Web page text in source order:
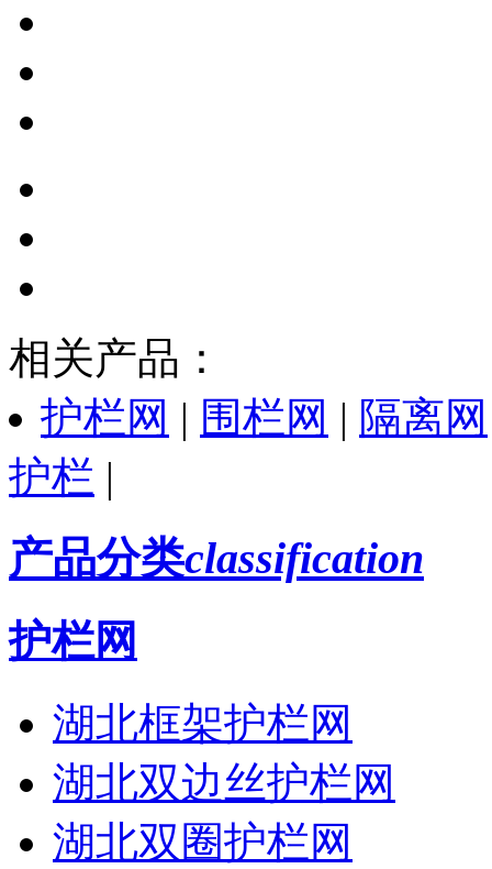
相关产品：
护栏网 | 围栏网 | 隔离网
护栏 |
产品分类classification
护栏网
湖北框架护栏网
湖北双边丝护栏网
湖北双圈护栏网